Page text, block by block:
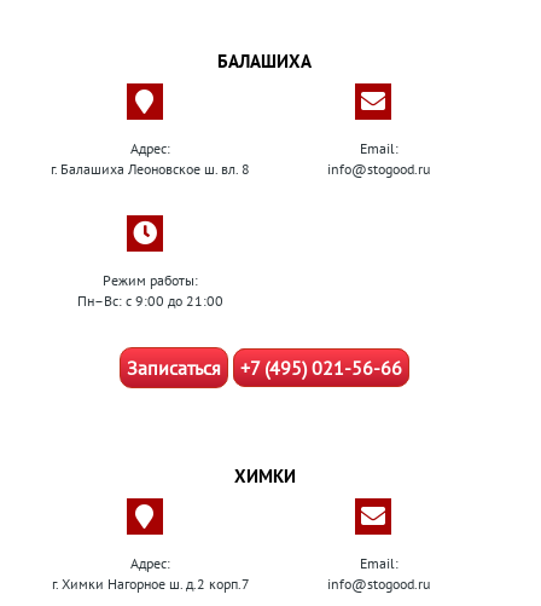
БАЛАШИХА
Адрес:
г. Балашиха Леоновское ш. вл. 8
Email:
info@stogood.ru
Режим работы:
Пн–Вс: с 9:00 до 21:00
Записаться +7 (495) 021-56-66
ХИМКИ
Адрес:
г. Химки Нагорное ш. д.2 корп.7
Email:
info@stogood.ru